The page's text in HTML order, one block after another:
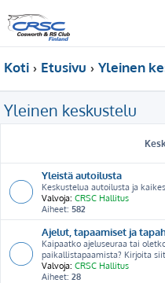
Koti Etusivu Yleinen
Yleinen keskustelu
Yleistä autoilusta
Keskustelua autoilusta ja
Valvoja: CRSC Hallitus
Aiheet: 582
Ajelut, tapaamiset ja
Kaipaatko ajeluseuraa tai
paikallistapaamista? Kirjoita
Valvoja: CRSC Hallitus
Aiheet: 28